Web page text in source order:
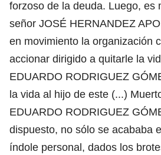
forzoso de la deuda. Luego, es
señor JOSÉ HERNANDEZ
en movimiento la organización
accionar dirigido a quitarle la
EDUARDO RODRIGUEZ
la vida al hijo de este (...)
EDUARDO RODRIGUEZ
dispuesto, no sólo se acababa
índole personal, dados los